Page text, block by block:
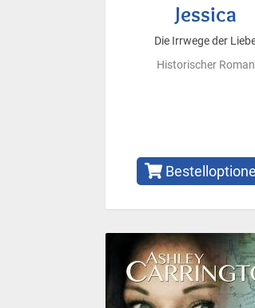
Jessica
Die Irrwege der
Historischer Roman